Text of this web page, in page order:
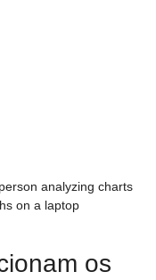
analyzing charts
on a laptop
os